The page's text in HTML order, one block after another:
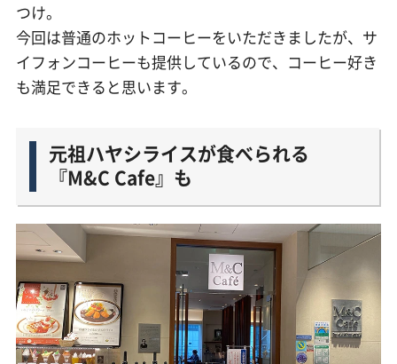
つけ。
今回は普通のホットコーヒーをいただきましたが、サ
イフォンコーヒーも提供しているので、コーヒー好き
も満足できると思います。
元祖ハヤシライスが食べられる
『M&C Cafe』も